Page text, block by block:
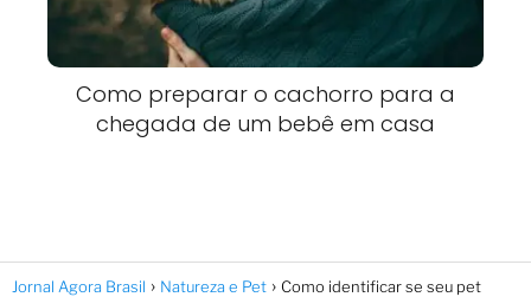
Como preparar o cachorro para a
chegada de um bebê em casa
Jornal Agora Brasil Natureza e Pet
Como identificar se seu pet